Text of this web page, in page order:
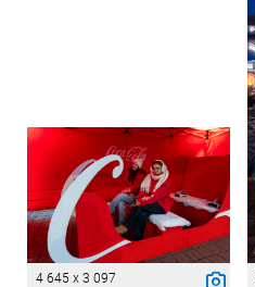
4 645 x 3 097